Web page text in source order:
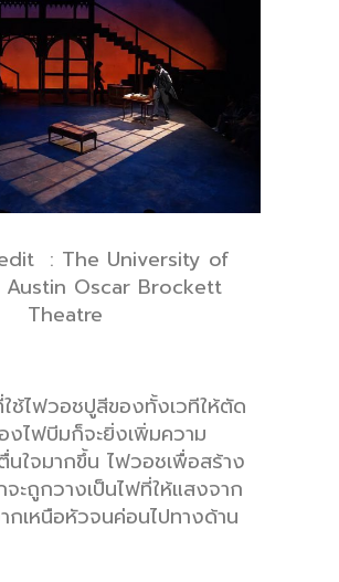
: The University of
Austin Oscar Brockett
Theatre
ใช้ไฟวอชปูสีของทั้งเวทีให้ตัด
งไฟบีมก็จะยิ่งเพิ่มความ
นใจมากขึ้นไฟวอชเพื่อสร้าง
จะถูกวางเป็นไฟที่ให้แสงจาก
กเหนือหัวจนค่อนไปทางด้าน